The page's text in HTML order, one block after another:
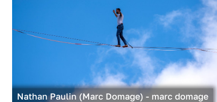
Nathan Paulin (Marc Domage) - marc domage